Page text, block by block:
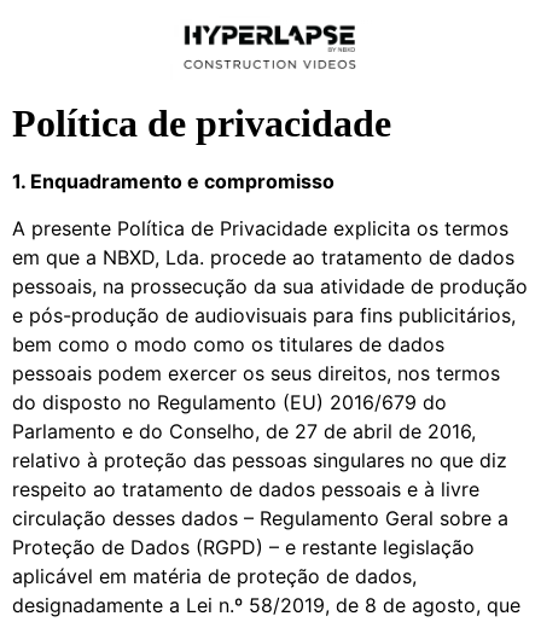
Política de privacidade
1. Enquadramento e compromisso
A presente Política de Privacidade explicita os termos
em que a NBXD, Lda. procede ao tratamento de dados
pessoais, na prossecução da sua atividade de produção
e pós-produção de audiovisuais para fins publicitários,
bem como o modo como os titulares de dados
pessoais podem exercer os seus direitos, nos termos
do disposto no Regulamento (EU) 2016/679 do
Parlamento e do Conselho, de 27 de abril de 2016,
relativo à proteção das pessoas singulares no que diz
respeito ao tratamento de dados pessoais e à livre
circulação desses dados – Regulamento Geral sobre a
Proteção de Dados (RGPD) – e restante legislação
aplicável em matéria de proteção de dados,
designadamente a Lei n.º 58/2019, de 8 de agosto, que